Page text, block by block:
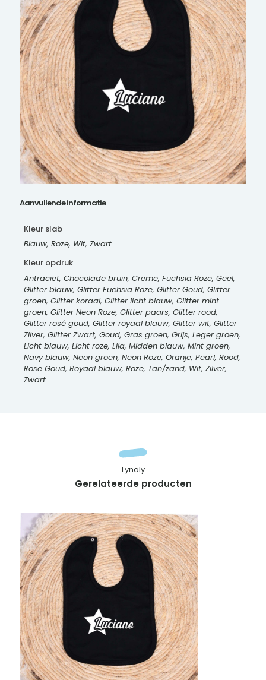
Aanvullende informatie
Kleur slab
Blauw, Roze, Wit, Zwart
Kleur opdruk
Antraciet, Chocolade bruin, Creme, Fuchsia Roze, Geel,
Glitter blauw, Glitter Fuchsia Roze, Glitter Goud, Glitter
groen, Glitter koraal, Glitter licht blauw, Glitter mint
groen, Glitter Neon Roze, Glitter paars, Glitter rood,
Glitter rosé goud, Glitter royaal blauw, Glitter wit, Glitter
Zilver, Glitter Zwart, Goud, Gras groen, Grijs, Leger groen,
Licht blauw, Licht roze, Lila, Midden blauw, Mint groen,
Navy blauw, Neon groen, Neon Roze, Oranje, Pearl, Rood,
Rose Goud, Royaal blauw, Roze, Tan/zand, Wit, Zilver,
Zwart
Gerelateerde producten
Lynaly